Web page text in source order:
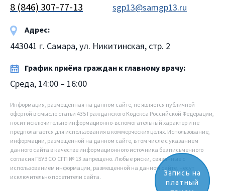
8 (846) 307-77-13 sgp13@samgp13.ru
Адрес:
443041 г. Самара, ул. Никитинская, стр. 2
График приёма граждан к главному врачу:
Среда, 14:00 – 16:00
Информация, размещенная на данном сайте, не является публичной
офертой в смысле статьи 435 Гражданского Кодекса Российской Федерации,
носит исключительно информационно-вспомогательный характер и не
предполагается для использования в коммерческих целях. Использование,
информации, размещенной на данном сайте, в том числе с указанием
данного сайта в качестве информационного источника без письменного
согласия ГБУЗ СО СГП № 13 запрещено. Любые риски, связанные с
использованием информации, размещенной на данном сайте, несут
исключительно посетители сайта.
Запись на
платный